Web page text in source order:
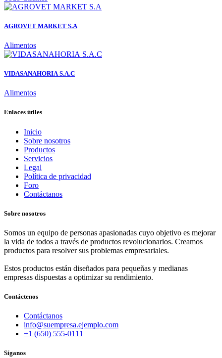
AGROVET MARKET S.A
Alimentos
VIDASANAHORIA S.A.C
Alimentos
Enlaces útiles
Inicio
Sobre nosotros
Productos
Servicios
Legal
Política de privacidad
Foro
Contáctanos
Sobre nosotros
Somos un equipo de personas apasionadas cuyo objetivo es mejorar
la vida de todos a través de productos revolucionarios. Creamos
productos para resolver sus problemas empresariales.
Estos productos están diseñados para pequeñas y medianas
empresas dispuestas a optimizar su rendimiento.
Contáctenos
Contáctanos
info@suempresa.ejemplo.com
+1 (650) 555-0111
Síganos